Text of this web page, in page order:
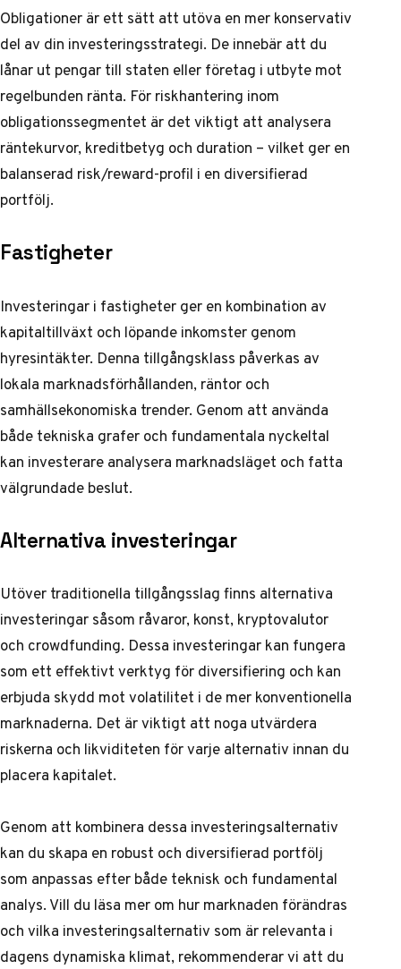
Obligationer är ett sätt att utöva en mer konservativ
del av din investeringsstrategi. De innebär att du
lånar ut pengar till staten eller företag i utbyte mot
regelbunden ränta. För riskhantering inom
obligationssegmentet är det viktigt att analysera
räntekurvor, kreditbetyg och duration – vilket ger en
balanserad risk/reward-profil i en diversifierad
portfölj.
Fastigheter
Investeringar i fastigheter ger en kombination av
kapitaltillväxt och löpande inkomster genom
hyresintäkter. Denna tillgångsklass påverkas av
lokala marknadsförhållanden, räntor och
samhällsekonomiska trender. Genom att använda
både tekniska grafer och fundamentala nyckeltal
kan investerare analysera marknadsläget och fatta
välgrundade beslut.
Alternativa investeringar
Utöver traditionella tillgångsslag finns alternativa
investeringar såsom råvaror, konst, kryptovalutor
och crowdfunding. Dessa investeringar kan fungera
som ett effektivt verktyg för diversifiering och kan
erbjuda skydd mot volatilitet i de mer konventionella
marknaderna. Det är viktigt att noga utvärdera
riskerna och likviditeten för varje alternativ innan du
placera kapitalet.
Genom att kombinera dessa investeringsalternativ
kan du skapa en robust och diversifierad portfölj
som anpassas efter både teknisk och fundamental
analys. Vill du läsa mer om hur marknaden förändras
och vilka investeringsalternativ som är relevanta i
dagens dynamiska klimat, rekommenderar vi att du